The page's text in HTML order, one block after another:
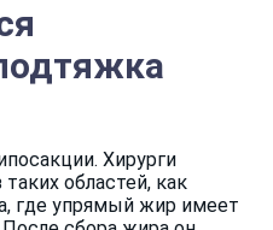
Хирурги
областей, как
где упрямый жир имеет